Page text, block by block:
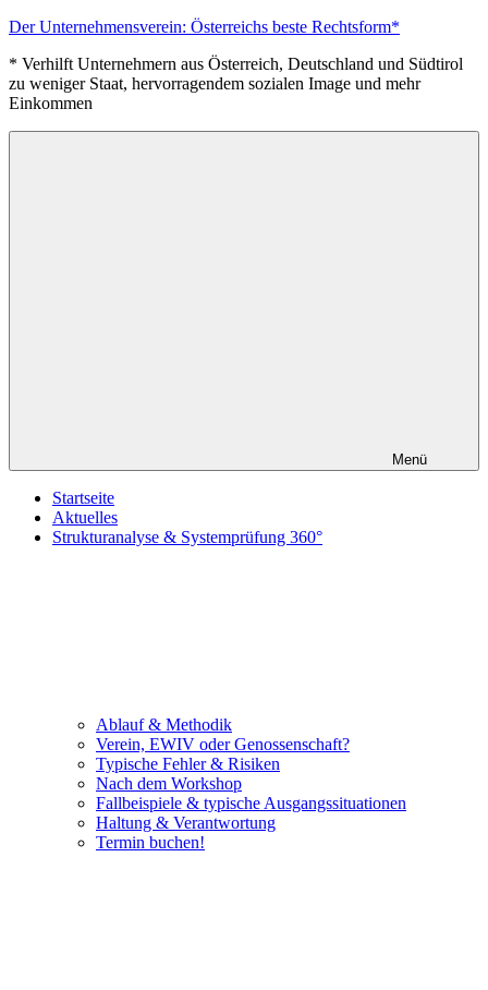
Zum
springen
Der Unternehmensverein: Österreichs beste Rechtsform*
* Verhilft Unternehmern aus Österreich, Deutschland und Südtirol
zu weniger Staat, hervorragendem sozialen Image und mehr
Einkommen
Menü
Startseite
Aktuelles
Strukturanalyse & Systemprüfung 360°
Ablauf & Methodik
Verein, EWIV oder Genossenschaft?
Typische Fehler & Risiken
Nach dem Workshop
Fallbeispiele & typische Ausgangssituationen
Haltung & Verantwortung
Termin buchen!